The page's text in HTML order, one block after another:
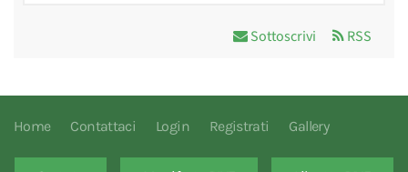
Sottoscrivi RSS
Home Contattaci Login Registrati Gallery